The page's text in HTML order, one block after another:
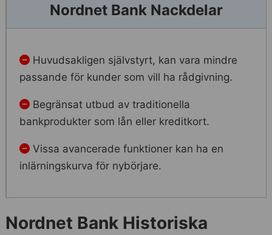
Nordnet Bank Nackdelar
Huvudsakligen självstyrt, kan vara mindre
passande för kunder som vill ha rådgivning.
Begränsat utbud av traditionella
bankprodukter som lån eller kreditkort.
Vissa avancerade funktioner kan ha en
inlärningskurva för nybörjare.
Nordnet Bank Historiska